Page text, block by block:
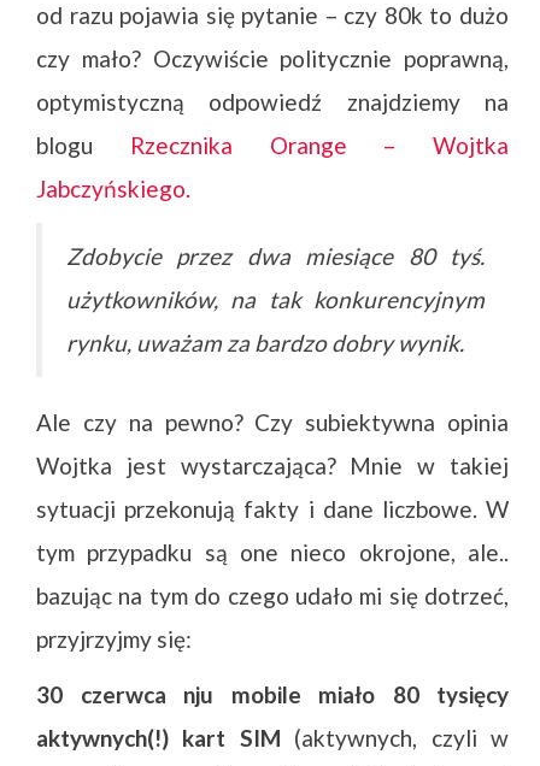
od razu pojawia się pytanie – czy 80k to dużo
czy mało? Oczywiście politycznie poprawną,
optymistyczną odpowiedź znajdziemy na
blogu Rzecznika Orange – Wojtka
Jabczyńskiego.
Zdobycie przez dwa miesiące 80 tyś.
użytkowników, na tak konkurencyjnym
rynku, uważam za bardzo dobry wynik.
Ale czy na pewno? Czy subiektywna opinia
Wojtka jest wystarczająca? Mnie w takiej
sytuacji przekonują fakty i dane liczbowe. W
tym przypadku są one nieco okrojone, ale..
bazując na tym do czego udało mi się dotrzeć,
przyjrzyjmy się:
30 czerwca nju mobile miało 80 tysięcy
aktywnych(!) kart SIM (aktywnych, czyli w